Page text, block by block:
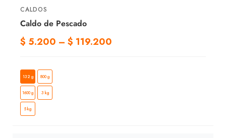
CALDOS
Caldo de Pescado
$ 5.200 – $ 119.200
132 g 800 g
1600 g 3 kg
5 kg